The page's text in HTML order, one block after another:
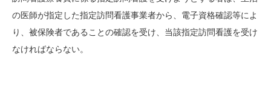
の医師が指定した指定訪問看護事業者から
、電子資格確認等によ
り、被保険者であることの確認を受け、当該指定訪問看護を受け
なければならない。